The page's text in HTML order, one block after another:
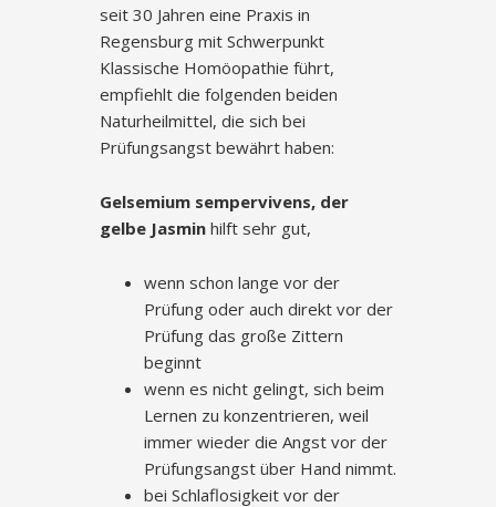
seit 30 Jahren eine Praxis in
Regensburg mit Schwerpunkt
Klassische Homöopathie führt,
empfiehlt die folgenden beiden
Naturheilmittel, die sich bei
Prüfungsangst bewährt haben:
Gelsemium sempervivens, der
gelbe Jasmin hilft sehr gut,
wenn schon lange vor der
Prüfung oder auch direkt vor der
Prüfung das große Zittern
beginnt
wenn es nicht gelingt, sich beim
Lernen zu konzentrieren, weil
immer wieder die Angst vor der
Prüfungsangst über Hand nimmt.
bei Schlaflosigkeit vor der